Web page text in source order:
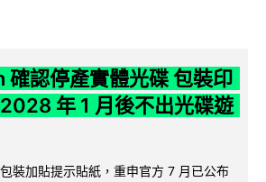
認停產實體光碟 包裝印
年 1 月後不出光碟遊
裝加貼提示貼紙，重申官方 7 月已公布